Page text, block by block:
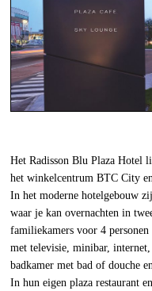
Het Radisson Blu Plaza Hotel
het winkelcentrum BTC City
In het moderne hotelgebouw
waar je kan overnachten in
familiekamers voor 4
met televisie, minibar,
badkamer met bad of douche
In hun eigen plaza restaurant